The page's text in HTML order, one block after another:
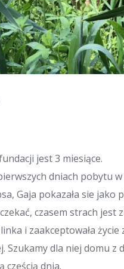
jest 3 miesiące.
dniach pobytu
Gaja pokazała sie jako
czasem strach jest
i zaakceptowała życie
Szukamy dla niej domu
częścią dnia.